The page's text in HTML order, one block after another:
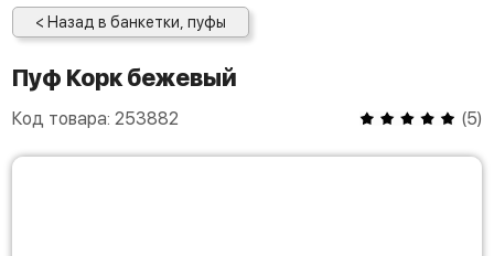
< Назад в банкетки, пуфы
Пуф Корк бежевый
Код товара: 253882 (5)